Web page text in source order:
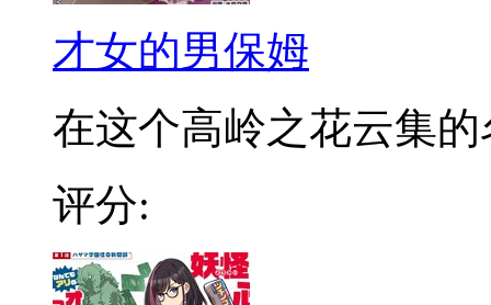
才女的男保姆
在这个高岭之花云集的
评分: